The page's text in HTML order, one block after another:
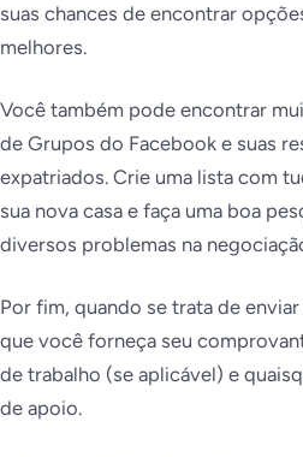
suas chances de encontrar
melhores.
Você também pode encontrar
de Grupos do Facebook e suas
expatriados. Crie uma lista com
sua nova casa e faça uma boa
diversos problemas na
Por fim, quando se trata de
que você forneça seu
de trabalho (se aplicável) e
de apoio.